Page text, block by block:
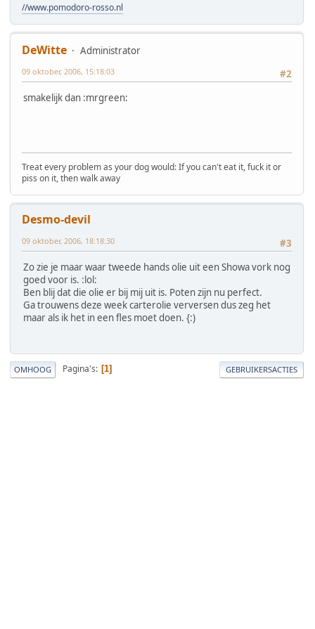
//www.pomodoro-rosso.nl
DeWitte
Administrator
#2
09 oktober, 2006, 15:18:03
smakelijk dan :mrgreen:
Treat every problem as your dog would: If you can't eat it, fuck it or
piss on it, then walk away
Desmo-devil
#3
09 oktober, 2006, 18:18:30
Zo zie je maar waar tweede hands olie uit een Showa vork nog
goed voor is. :lol:
Ben blij dat die olie er bij mij uit is. Poten zijn nu perfect.
Ga trouwens deze week carterolie verversen dus zeg het
maar als ik het in een fles moet doen. {:)
OMHOOG Pagina's 1 GEBRUIKERSACTIES